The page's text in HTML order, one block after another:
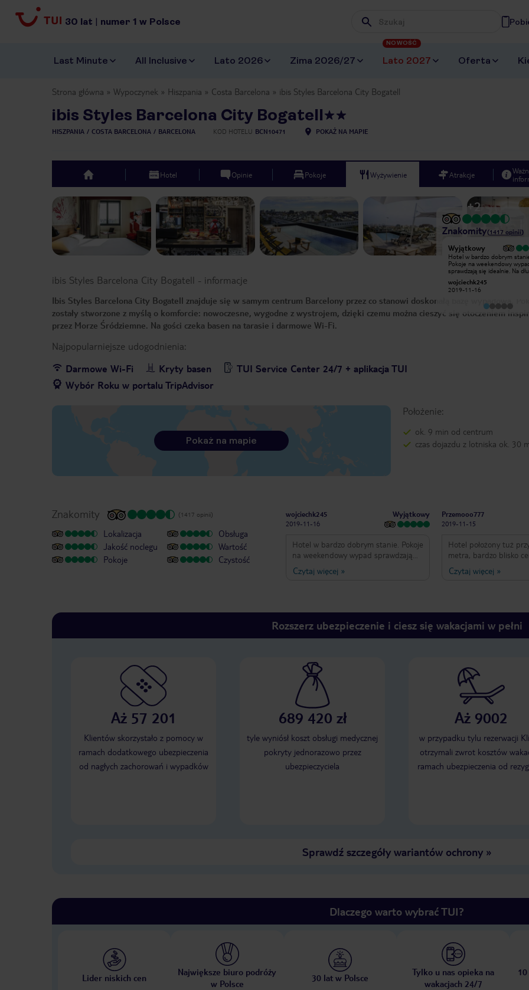
30 lat | numer 1 w Polsce Wpisz frazę, której szukasz
Last Minute All Inclusive Lato 2026 Zima 2026/27 Lato 2027
NOWOŚĆ
Oferta
Strona główna Wypoczynek Hiszpania Costa Barcelona ibis Styles Barcelona City Bogatell
ibis Styles Barcelona City Bogatell
HISZPANIA COSTA BARCELONA BARCELONA KOD HOTELU BCN10471 POKAŻ NA MAPIE
top Hotel Opinie Pokoje Wyżywienie Atrakcje
Previous slide +2
Znakomity(1417 opinii)
Wyjątkowy
W zasadzie nie ma się do czego
zamieniony bez problemu na pokój z
oknem.Polecam!
Wyjątkowy
Hotel w bardzo dobrym
Pokoje na weekendowy
sprawdzają się idealnie. Na
Śniadania podstawowe zgodne
oczekiwaniami (troszkę brakuje
profesjonalny i pomocny.
pod kątem zwiedzania idealna.
Dojazd na lotnisko również.
wojciechk245
2019-11-16
ibis Styles Barcelona City Bogatell - informacje
Ibis Styles Barcelona City Bogatell znajduje się w samym centrum Barcelony przez co stanowi doskonałą bazę wypadową.
zostały stworzone z myślą o komforcie: nowoczesne, wygodne z wystrojem, dzięki czemu można cieszyć się otoczeniem
przez Morze Śródziemne. Na gości czeka basen na tarasie i darmowe Wi-Fi.
Najpopularniejsze udogodnienia:
Darmowe Wi-Fi
Kryty basen
TUI Service Center 24/7 + aplikacja TUI
Wybór Roku w portalu TripAdvisor
Położenie:
ok. 9 min od centrum
czas dojazdu z lotniska ok. 30
Pokaż na mapie
Znakomity (1417 opinii)
Lokalizacja
Jakość noclegu
Pokoje
Obsługa
Wartość
Czystość
wojciechk245
2019-11-16
Wyjątkowy
Hotel w bardzo dobrym stanie. Pokoje
na weekendowy wypad sprawdzają
się idealnie. Na dłuższy pobyt brakuje
szafy w pokoju. Śniadania
zwiedzania idealna. Dojazd na
lotnisko również. Polecam!
Czytaj więcej »
Przemooo777
2019-11-15
Hotel położony tuż
metra, bardzo blisko
atrakcji turystycznych.
bardzo czyste,
lekko sfatygowane
kabinie prysznicowej
Czytaj więcej »
Rozszerz ubezpieczenie i ciesz się wakacjami w pełni
Aż 57 201
Klientów skorzystało z pomocy w
ramach dodatkowego ubezpieczenia
od nagłych zachorowań i wypadków
689 420 zł
tyle wyniósł koszt obsługi medycznej
pokryty jednorazowo przez
ubezpieczyciela
Aż 9002
w przypadku tylu rezerwacji
otrzymali zwrot kosztów
ramach ubezpieczenia od
Sprawdź szczegóły wariantów ochrony»
Dlaczego warto wybrać TUI?
Lider niskich cen
Największe biuro podróży
w Polsce
30 lat w Polsce
Tylko u nas opieka na
wakacjach 24/7